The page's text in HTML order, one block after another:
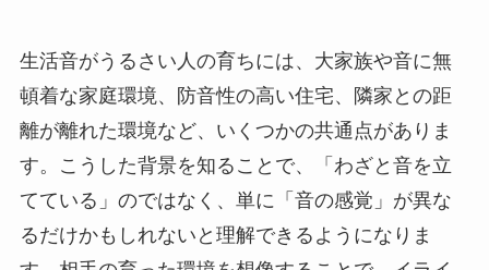
生活音がうるさい人の育ちには、大家族や音に無
頓着な家庭環境、防音性の高い住宅、隣家との距
離が離れた環境など、いくつかの共通点がありま
す。こうした背景を知ることで、「わざと音を立
てている」のではなく、単に「音の感覚」が異な
るだけかもしれないと理解できるようになりま